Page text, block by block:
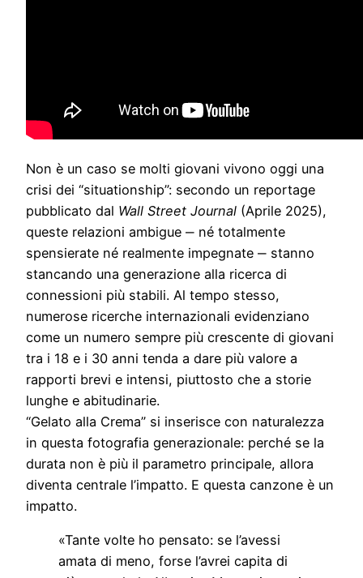
Non è un caso se molti giovani vivono oggi una
crisi dei “situationship”: secondo un reportage
pubblicato dal Wall Street Journal (Aprile 2025),
queste relazioni ambigue ‒ né totalmente
spensierate né realmente impegnate ‒ stanno
stancando una generazione alla ricerca di
connessioni più stabili. Al tempo stesso,
numerose ricerche internazionali evidenziano
come un numero sempre più crescente di giovani
tra i 18 e i 30 anni tenda a dare più valore a
rapporti brevi e intensi, piuttosto che a storie
lunghe e abitudinarie.
“Gelato alla Crema” si inserisce con naturalezza
in questa fotografia generazionale: perché se la
durata non è più il parametro principale, allora
diventa centrale l’impatto. E questa canzone è un
impatto.
«Tante volte ho pensato: se l’avessi
amata di meno, forse l’avrei capita di